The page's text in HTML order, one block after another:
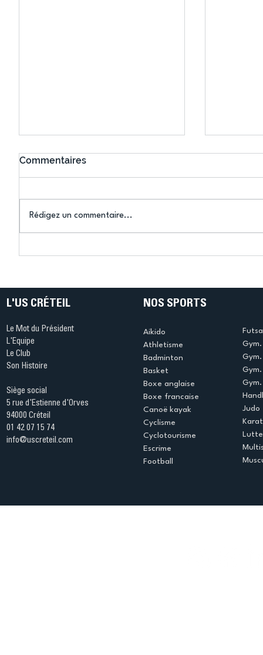
Karaté : Sacré Bélier !
Commentaires
Rédigez un commentaire...
L'US CRÉTEIL
Le Mot du Président
L'Equipe
Le Club
Son Histoire
Siège social
5 rue d'Estienne d'Orves
94000 Créteil
01 42 07 15 74
info@uscreteil.com
NOS SPORTS
Aikido
Athletisme
Badminton
Basket
Boxe anglaise
Boxe francaise
Canoë kayak
Cyclisme
Cyclotourisme
Escrime
Football
Judo
Lutte